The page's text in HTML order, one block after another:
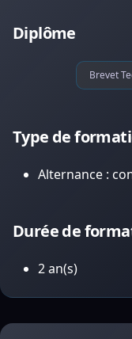
Diplôme
Brevet
Type de
Alternance :
Durée de
2 an(s)